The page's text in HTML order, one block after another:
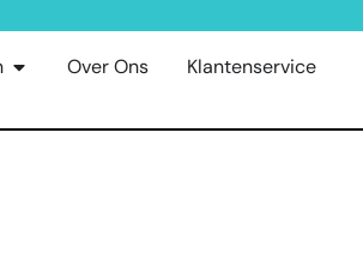
Over Ons Klantenservice